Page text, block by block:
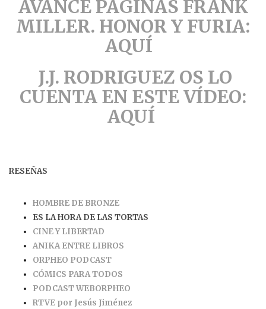
AVANCE PÁGINAS FRANK
MILLER. HONOR Y FURIA:
AQUÍ
J.J. RODRIGUEZ OS LO
CUENTA EN ESTE VÍDEO:
AQUÍ
RESEÑAS
HOMBRE DE BRONZE
ES LA HORA DE LAS TORTAS
CINE Y LIBERTAD
ANIKA ENTRE LIBROS
ORPHEO PODCAST
CÓMICS PARA TODOS
PODCAST WEBORPHEO
RTVE por Jesús Jiménez